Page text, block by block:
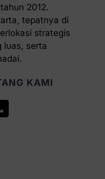
2012.
tepatnya di
strategis
luas, serta
KAMI